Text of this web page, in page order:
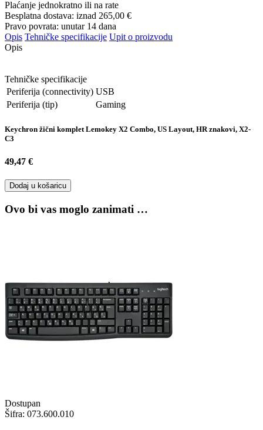
Plaćanje jednokratno ili na rate
Besplatna dostava: iznad 265,00 €
Pravo povrata: unutar 14 dana
Opis Tehničke specifikacije Upit o proizvodu
Opis
Tehničke specifikacije
Periferija (connectivity) USB
Periferija (tip)
Gaming
Keychron žični komplet Lemokey X2 Combo, US Layout, HR znakovi, X2-
C3
49,47 €
Dodaj u košaricu
Ovo bi vas moglo zanimati …
Dostupan
Šifra: 073.600.010